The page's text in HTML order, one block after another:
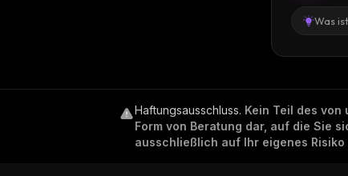
Was
Haftungsausschluss. Kein Teil des
Form von Beratung dar, auf die Sie
ausschließlich auf Ihr eigenes Risiko